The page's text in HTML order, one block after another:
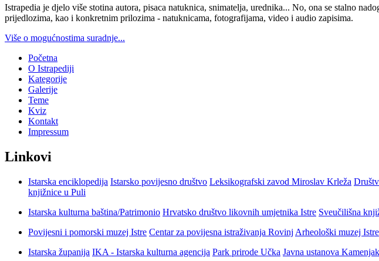
Istrapedia je djelo više stotina autora, pisaca natuknica, snimatelja, urednika... No, ona se stalno
prijedlozima, kao i konkretnim prilozima - natuknicama, fotografijama, video i audio zapisima.
Više o mogućnostima suradnje...
Početna
O Istrapediji
Kategorije
Galerije
Teme
Kviz
Kontakt
Impressum
Linkovi
Istarska enciklopedija Istarsko povijesno društvo Leksikografski zavod Miroslav Krleža
knjižnice u Puli
Istarska kulturna baština/Patrimonio Hrvatsko društvo likovnih umjetnika Istre Sveučilišna
Povijesni i pomorski muzej Istre Centar za povijesna istraživanja Rovinj Arheološki muzej Istre
Istarska županija IKA - Istarska kulturna agencija Park prirode Učka Javna ustanova Kamenjak